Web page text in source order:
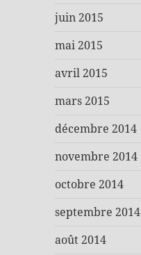
juin 2015
mai 2015
avril 2015
mars 2015
décembre 2014
novembre 2014
octobre 2014
septembre 2014
août 2014